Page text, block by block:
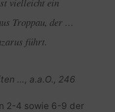
Troppau, der …
führt.
…, a.a.O., 246
2-4 sowie 6-9 der